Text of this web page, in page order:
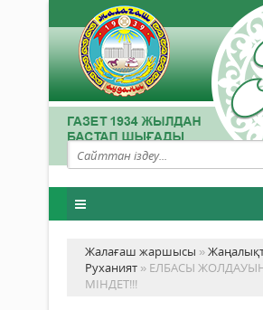
Жалағаш жаршысы »
Руханият » ЕЛБАСЫ
МІНДЕТ!!!